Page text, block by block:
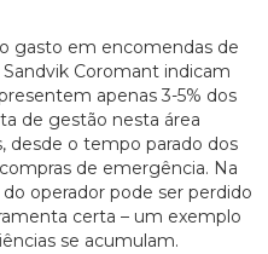
gasto em encomendas de
Coromant indicam
apenas 3-5% dos
de gestão nesta área
desde o tempo parado dos
de emergência. Na
operador pode ser perdido
certa – um exemplo
se acumulam.